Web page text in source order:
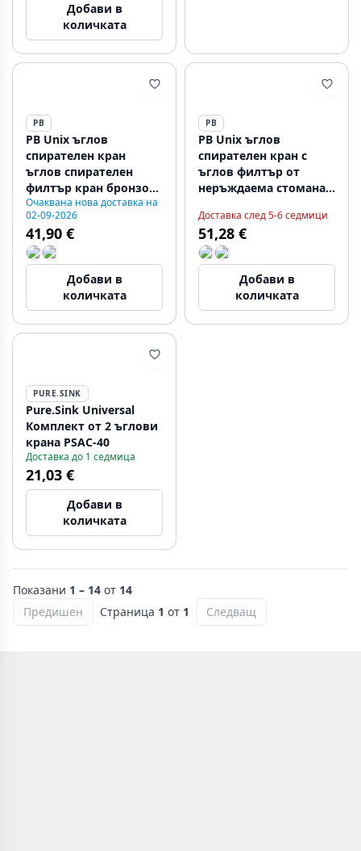
Добави в
количката
PB
PB Unix ъглов
спирателен кран
ъглов спирателен
филтър кран бронзов
за мивка и умивалник
1208953287
Очаквана нова доставка на
02-09-2026
41,90 €
Добави в
количката
PB
PB Unix ъглов
спирателен кран с
ъглов филтър от
неръждаема стомана
1208953288
Доставка след 5-6 седмици
51,28 €
Добави в
количката
PURE.SINK
Pure.Sink Universal
Комплект от 2 ъглови
крана PSAC-40
Доставка до 1 седмица
21,03 €
Добави в
количката
Показани 1 – 14 от 14
Предишен
Страница 1 от 1 Следващ